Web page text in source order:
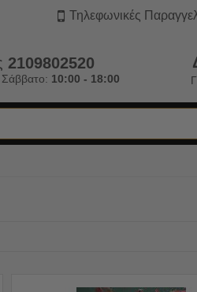
Τηλεφωνικές
2109802520
Σάββατο: 10:00 - 18:00